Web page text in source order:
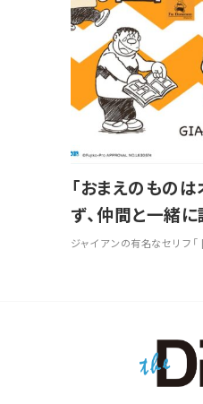
「おまえのもの
ず、仲間と一緒に
ジャイアンの有名なセリフ「